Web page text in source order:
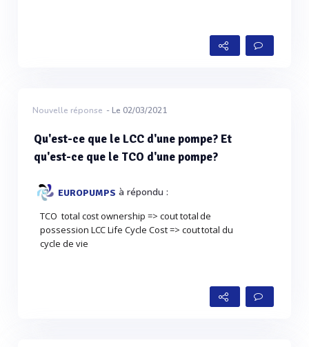
Nouvelle réponse - Le 02/03/2021
Qu'est-ce que le LCC d'une pompe? Et
qu'est-ce que le TCO d'une pompe?
EUROPUMPS à répondu :
TCO total cost ownership => cout total de
possession LCC Life Cycle Cost => cout total du
cycle de vie